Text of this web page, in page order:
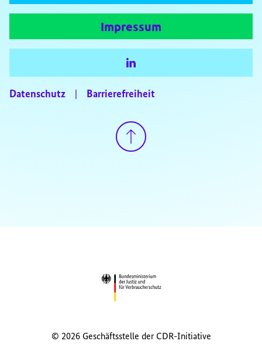
Impressum
Datenschutz Barrierefreiheit
© 2026 Geschäftsstelle der CDR-Initiative